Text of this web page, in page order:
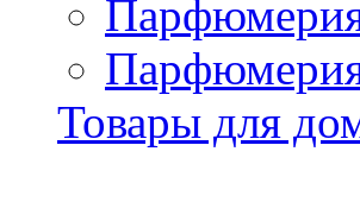
Товары для